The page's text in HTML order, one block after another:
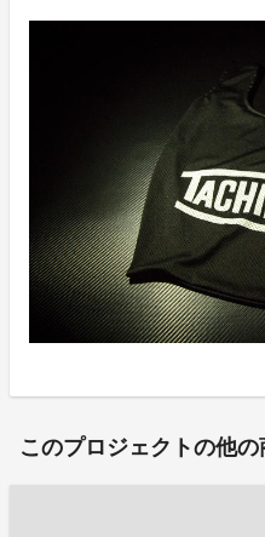
このプロジェクトの他の